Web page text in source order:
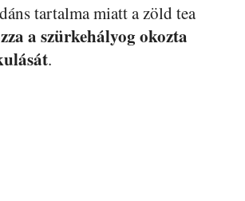
tartalma miatt a zöld tea
a szürkehályog okozta
.